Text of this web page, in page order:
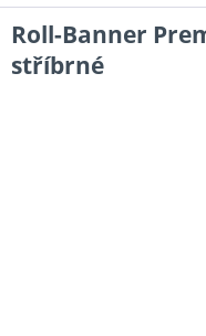
Roll-Banner
stříbrné